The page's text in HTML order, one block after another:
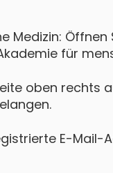
Medizin: Öffnen
für
oben rechts
E-Mail-